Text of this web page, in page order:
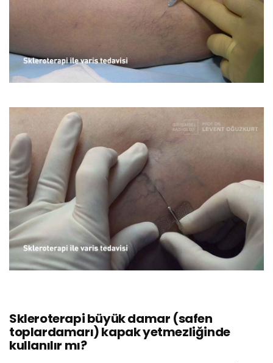
Skleroterapi büyük damar (safen
toplardamarı) kapak yetmezliğinde
kullanılır mı?